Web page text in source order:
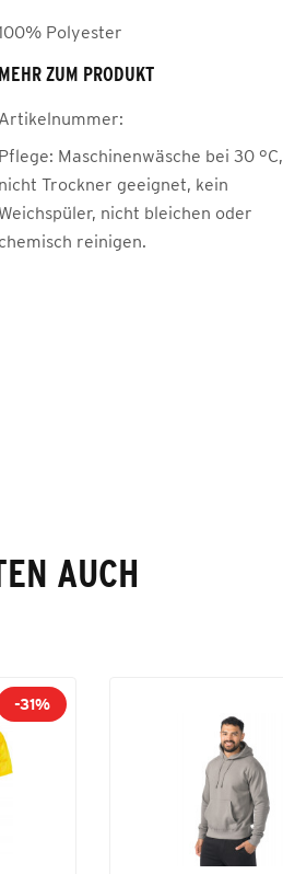
Polyester
MEHR ZUM PRODUKT
Artikelnummer:
Pflege: Maschinenwäsche bei 30 °C,
nicht Trockner geeignet, kein
Weichspüler, nicht bleichen oder
chemisch reinigen.
AUCH
-31%